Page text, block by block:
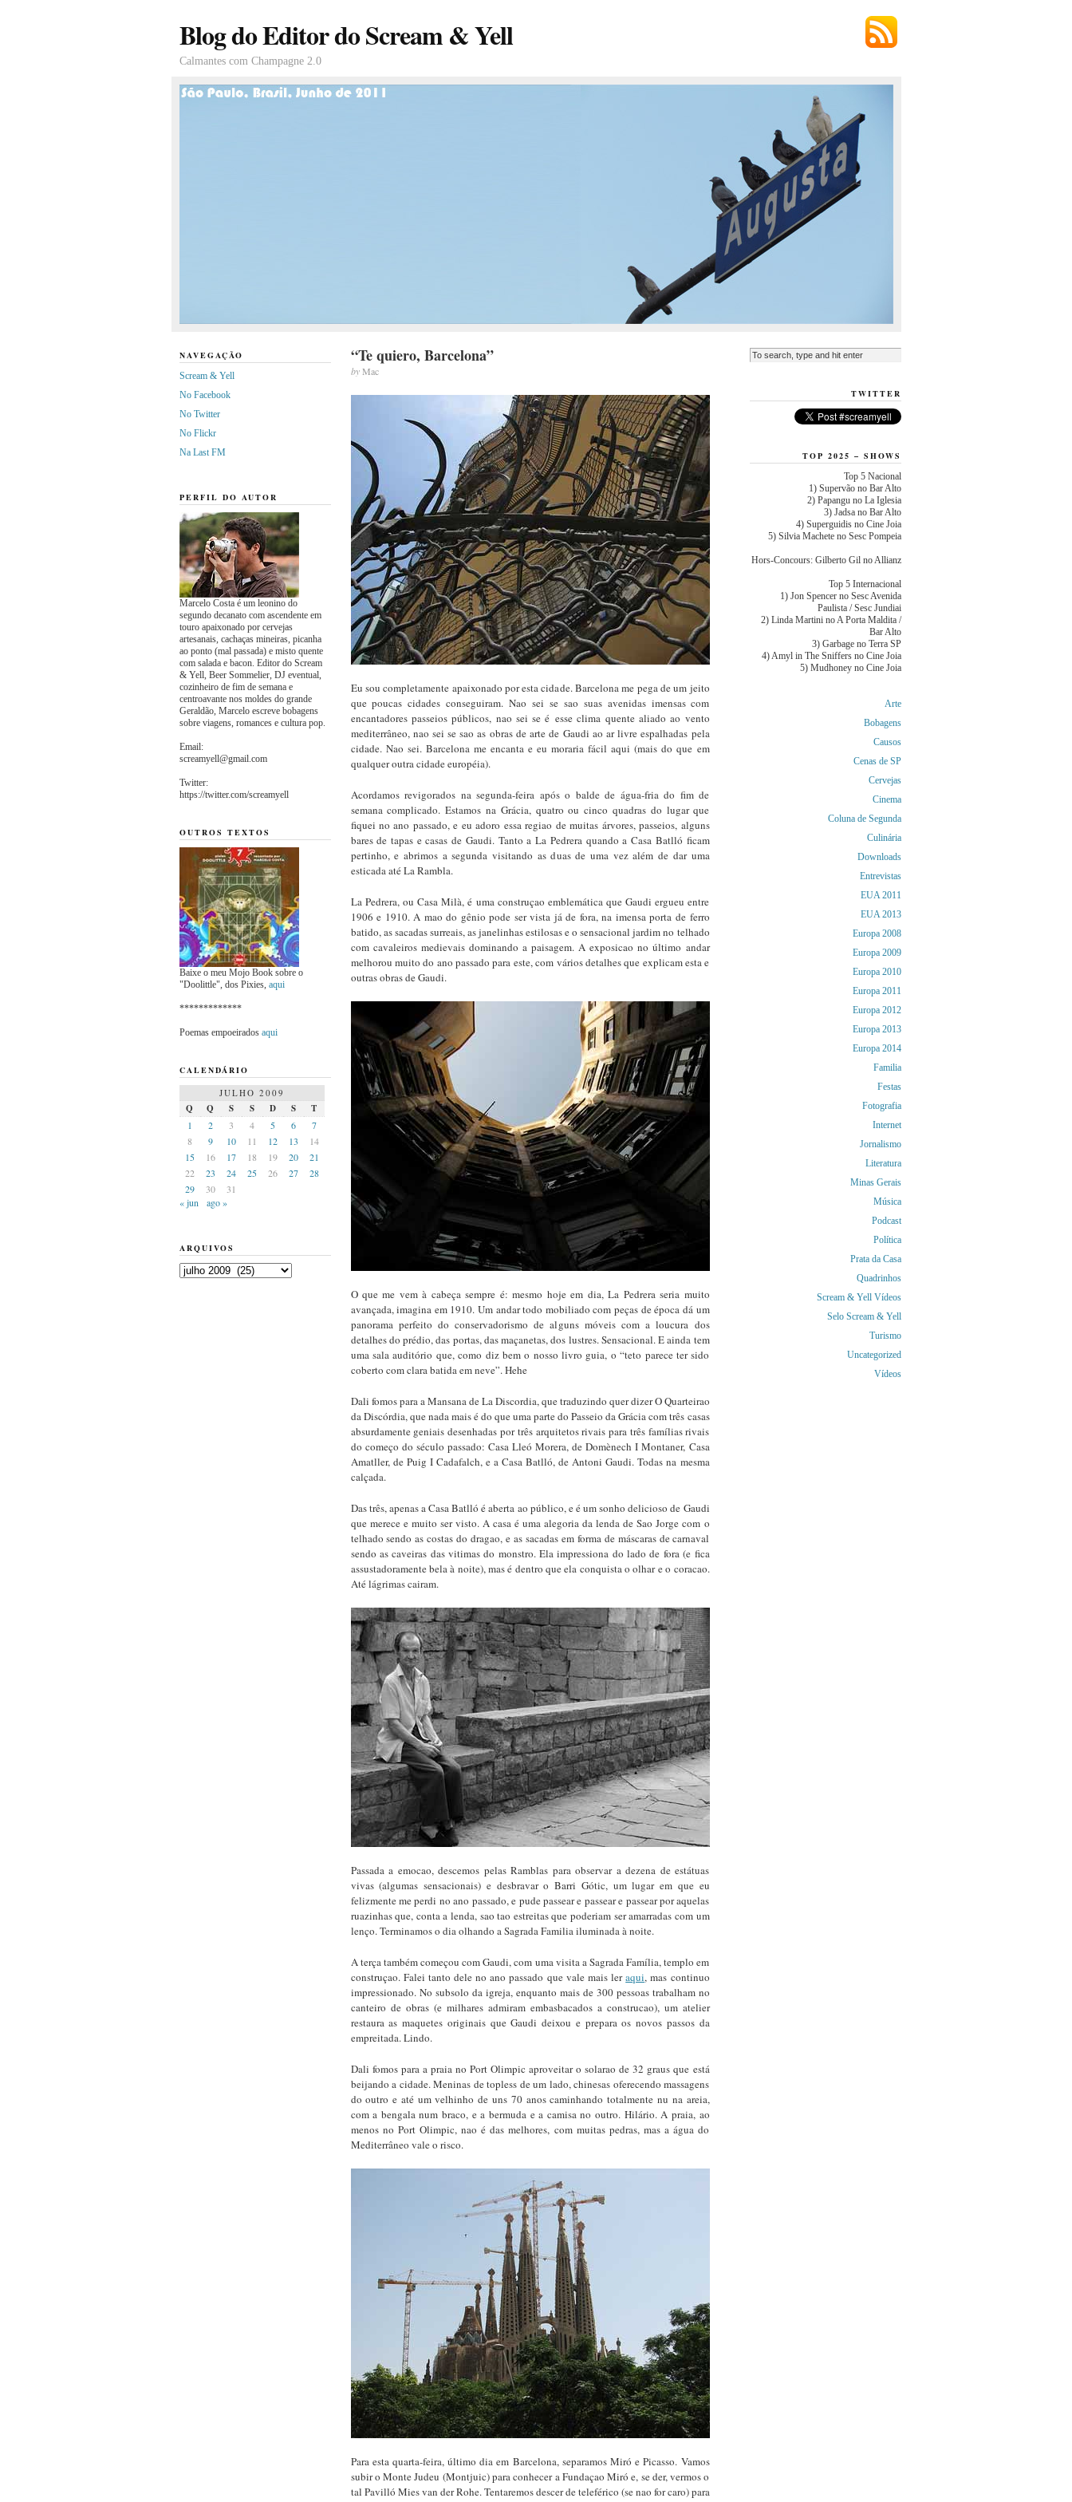
Blog do Editor do Scream & Yell
Calmantes com Champagne 2.0
“Te quiero, Barcelona”
byMac
Eu sou completamente apaixonado por esta cidade. Barcelona me pega de um jeito
que poucas cidades conseguiram. Nao sei se sao suas avenidas imensas com
encantadores passeios públicos, nao sei se é esse clima quente aliado ao vento
mediterrâneo, nao sei se sao as obras de arte de Gaudi ao ar livre espalhadas pela
cidade. Nao sei. Barcelona me encanta e eu moraria fácil aqui (mais do que em
qualquer outra cidade européia).
Acordamos revigorados na segunda-feira após o balde de água-fria do fim de
semana complicado. Estamos na Grácia, quatro ou cinco quadras do lugar que
fiquei no ano passado, e eu adoro essa regiao de muitas árvores, passeios, alguns
bares de tapas e casas de Gaudi. Tanto a La Pedrera quando a Casa Batlló ficam
pertinho, e abrimos a segunda visitando as duas de uma vez além de dar uma
esticada até La Rambla.
La Pedrera, ou Casa Milà, é uma construçao emblemática que Gaudi ergueu entre
1906 e 1910. A mao do gênio pode ser vista já de fora, na imensa porta de ferro
batido, as sacadas surreais, as janelinhas estilosas e o sensacional jardim no telhado
com cavaleiros medievais dominando a paisagem. A exposicao no último andar
melhorou muito do ano passado para este, com vários detalhes que explicam esta e
outras obras de Gaudi.
O que me vem à cabeça sempre é: mesmo hoje em dia, La Pedrera seria muito
avançada, imagina em 1910. Um andar todo mobiliado com peças de época dá um
panorama perfeito do conservadorismo de alguns móveis com a loucura dos
detalhes do prédio, das portas, das maçanetas, dos lustres. Sensacional. E ainda tem
uma sala auditório que, como diz bem o nosso livro guia, o “teto parece ter sido
coberto com clara batida em neve”. Hehe
Dali fomos para a Mansana de La Discordia, que traduzindo quer dizer O Quarteirao
da Discórdia, que nada mais é do que uma parte do Passeio da Grácia com três casas
absurdamente geniais desenhadas por três arquitetos rivais para três famílias rivais
do começo do século passado: Casa Lleó Morera, de Domènech I Montaner, Casa
Amatller, de Puig I Cadafalch, e a Casa Batlló, de Antoni Gaudi. Todas na mesma
calçada.
Das três, apenas a Casa Batlló é aberta ao público, e é um sonho delicioso de Gaudi
que merece e muito ser visto. A casa é uma alegoria da lenda de Sao Jorge com o
telhado sendo as costas do dragao, e as sacadas em forma de máscaras de carnaval
sendo as caveiras das vitimas do monstro. Ela impressiona do lado de fora (e fica
assustadoramente bela à noite), mas é dentro que ela conquista o olhar e o coracao.
Até lágrimas cairam.
Passada a emocao, descemos pelas Ramblas para observar a dezena de estátuas
vivas (algumas sensacionais) e desbravar o Barri Gótic, um lugar em que eu
felizmente me perdi no ano passado, e pude passear e passear e passear por aquelas
ruazinhas que, conta a lenda, sao tao estreitas que poderiam ser amarradas com um
lenço. Terminamos o dia olhando a Sagrada Familia iluminada à noite.
A terça também começou com Gaudi, com uma visita a Sagrada Família, templo em
construçao. Falei tanto dele no ano passado que vale mais leraqui, mas continuo
impressionado. No subsolo da igreja, enquanto mais de 300 pessoas trabalham no
canteiro de obras (e milhares admiram embasbacados a construcao), um atelier
restaura as maquetes originais que Gaudi deixou e prepara os novos passos da
empreitada. Lindo.
Dali fomos para a praia no Port Olimpic aproveitar o solarao de 32 graus que está
beijando a cidade. Meninas de topless de um lado, chinesas oferecendo massagens
do outro e até um velhinho de uns 70 anos caminhando totalmente nu na areia,
com a bengala num braco, e a bermuda e a camisa no outro. Hilário. A praia, ao
menos no Port Olimpic, nao é das melhores, com muitas pedras, mas a água do
Mediterrâneo vale o risco.
Para esta quarta-feira, último dia em Barcelona, separamos Miró e Picasso. Vamos
subir o Monte Judeu (Montjuic) para conhecer a Fundaçao Miró e, se der, vermos o
tal Pavilló Mies van der Rohe. Tentaremos descer de teleférico (se nao for caro) para
NAVEGAÇÃO
Scream & Yell
No Facebook
No Twitter
No Flickr
Na Last FM
PERFIL DO AUTOR
Marcelo Costa é um leonino do
segundo decanato com ascendente em
touro apaixonado por cervejas
artesanais, cachaças mineiras, picanha
ao ponto (mal passada) e misto quente
com salada e bacon. Editor do Scream
& Yell, Beer Sommelier, DJ eventual,
cozinheiro de fim de semana e
centroavante nos moldes do grande
Geraldão, Marcelo escreve bobagens
sobre viagens, romances e cultura pop.
Email:
screamyell@gmail.com
Twitter:
https://twitter.com/screamyell
OUTROS TEXTOS
Baixe o meu Mojo Book sobre o
"Doolittle", dos Pixies, aqui
*************
Poemas empoeirados aqui
CALENDÁRIO
JULHO 2009
Q Q S S D S
T
1
2 3 4 5 6
7
8
9 10 11 12 13
14
15
16 17 18 19 20
21
22
23 24 25 26 27
28
29
30
31
« jun
ago »
ARQUIVOS
Arquivos
TWITTER
TOP 2025 – SHOWS
Top 5 Nacional
1) Supervão no Bar Alto
2) Papangu no La Iglesia
3) Jadsa no Bar Alto
4) Superguidis no Cine Joia
5) Silvia Machete no Sesc Pompeia
Hors-Concours: Gilberto Gil no Allianz
Top 5 Internacional
1) Jon Spencer no Sesc Avenida
Paulista / Sesc Jundiai
2) Linda Martini no A Porta Maldita /
Bar Alto
3) Garbage no Terra SP
4) Amyl in The Sniffers no Cine Joia
5) Mudhoney no Cine Joia
Arte
Bobagens
Causos
Cenas de SP
Cervejas
Cinema
Coluna de Segunda
Culinária
Downloads
Entrevistas
EUA 2011
EUA 2013
Europa 2008
Europa 2009
Europa 2010
Europa 2011
Europa 2012
Europa 2013
Europa 2014
Familia
Festas
Fotografia
Internet
Jornalismo
Literatura
Minas Gerais
Música
Podcast
Política
Prata da Casa
Quadrinhos
Scream & Yell Vídeos
Selo Scream & Yell
Turismo
Uncategorized
Vídeos